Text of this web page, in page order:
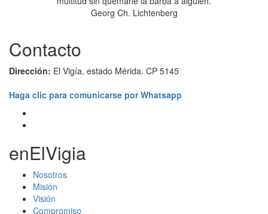
Georg Ch. Lichtenberg
Contacto
Dirección: El Vigía, estado Mérida. CP 5145
Haga clic para comunicarse por Whatsapp
enElVigia
Nosotros
Misión
Visión
Compromiso